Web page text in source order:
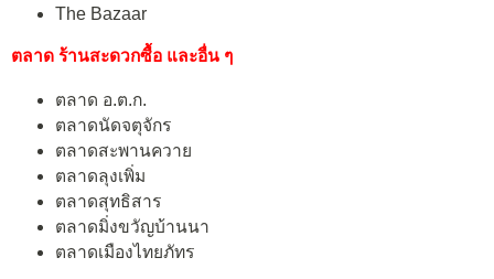
The Bazaar
ตลาด ร้านสะดวกซื้อ และอื่น ๆ
ตลาด อ.ต.ก.
ตลาดนัดจตุจักร
ตลาดสะพานควาย
ตลาดลุงเพิ่ม
ตลาดสุทธิสาร
ตลาดมิ่งขวัญบ้านนา
ตลาดเมืองไทยภัทร